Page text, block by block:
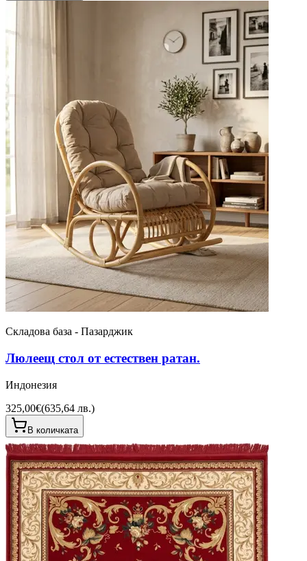
Складова база - Пазарджик
Люлеещ стол от естествен ратан.
Индонезия
325,00€(635,64 лв.)
В количката